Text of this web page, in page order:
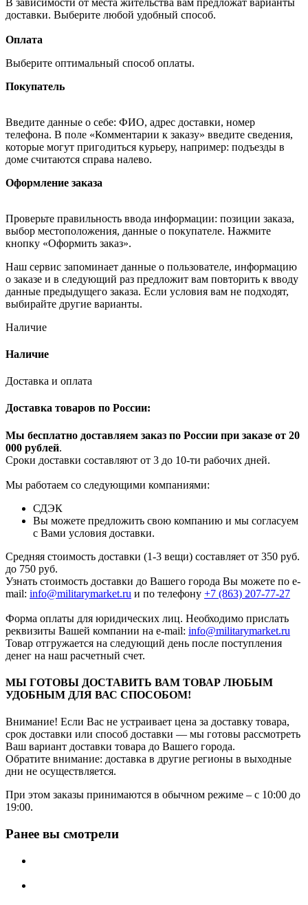
доставки. Выберите любой удобный способ.
Оплата
Выберите оптимальный способ оплаты.
Покупатель
Введите данные о себе: ФИО, адрес доставки, номер
телефона. В поле «Комментарии к заказу» введите сведения,
которые могут пригодиться курьеру, например: подъезды в
доме считаются справа налево.
Оформление заказа
Проверьте правильность ввода информации: позиции заказа,
выбор местоположения, данные о покупателе. Нажмите
кнопку «Оформить заказ».
Наш сервис запоминает данные о пользователе, информацию
о заказе и в следующий раз предложит вам повторить к вводу
данные предыдущего заказа. Если условия вам не подходят,
выбирайте другие варианты.
Наличие
Наличие
Доставка и оплата
Доставка товаров по России:
Мы бесплатно доставляем заказ по России при заказе от 20
000 рублей.
Сроки доставки составляют от 3 до 10-ти рабочих дней.
Мы работаем со следующими компаниями:
СДЭК
Вы можете предложить свою компанию и мы согласуем
с Вами условия доставки.
Средняя стоимость доставки (1-3 вещи) составляет от 350 руб.
до 750 руб.
Узнать стоимость доставки до Вашего города Вы можете по e-
mail: info@militarymarket.ru и по телефону +7 (863) 207-77-27
Форма оплаты для юридических лиц. Необходимо прислать
реквизиты Вашей компании на е-mail: info@militarymarket.ru
Товар отгружается на следующий день после поступления
денег на наш расчетный счет.
МЫ ГОТОВЫ ДОСТАВИТЬ ВАМ ТОВАР ЛЮБЫМ
УДОБНЫМ ДЛЯ ВАС СПОСОБОМ!
Внимание! Если Вас не устраивает цена за доставку товара,
срок доставки или способ доставки — мы готовы рассмотреть
Ваш вариант доставки товара до Вашего города.
Обратите внимание: доставка в другие регионы в выходные
дни не осуществляется.
При этом заказы принимаются в обычном режиме – с 10:00 до
19:00.
Ранее вы смотрели